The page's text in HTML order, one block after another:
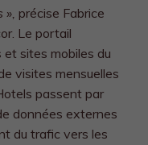
», précise Fabrice
Le portail
et sites mobiles du
visites mensuelles
passent par
données externes
du trafic vers les